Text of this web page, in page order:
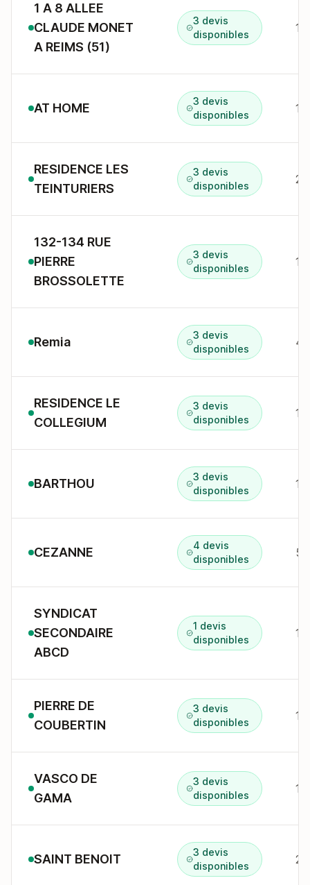
1 A 8 ALLEE
CLAUDE MONET
A REIMS (51)
3 devis
disponibles
1
AT HOME
3 devis
disponibles
1
RESIDENCE LES
TEINTURIERS
3 devis
disponibles
132-134 RUE
PIERRE
BROSSOLETTE
3 devis
disponibles
Remia
3 devis
disponibles
4
RESIDENCE LE
COLLEGIUM
3 devis
disponibles
BARTHOU
3 devis
disponibles
CEZANNE
4 devis
disponibles
SYNDICAT
SECONDAIRE
ABCD
1 devis
disponibles
1
PIERRE DE
COUBERTIN
3 devis
disponibles
VASCO DE
GAMA
3 devis
disponibles
SAINT BENOIT
3 devis
disponibles
2